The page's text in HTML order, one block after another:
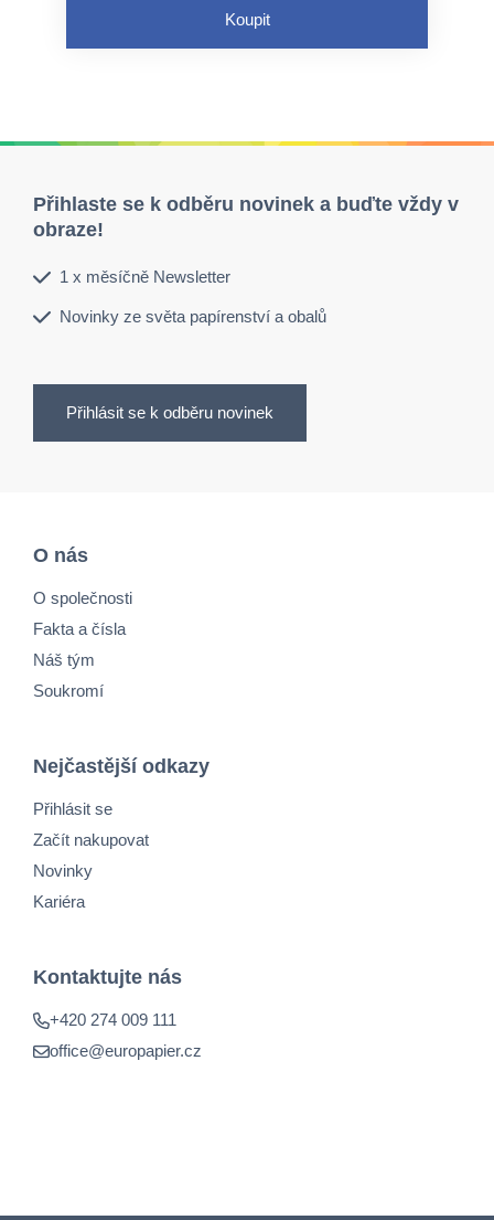
neaktivuje se průtokem tekutin
Koupit
Přihlaste se k odběru novinek a buďte vždy v
obraze!
1 x měsíčně Newsletter
Novinky ze světa papírenství a obalů
Přihlásit se k odběru novinek
O nás
O společnosti
Fakta a čísla
Náš tým
Soukromí
Nejčastější odkazy
Přihlásit se
Začít nakupovat
Novinky
Kariéra
Kontaktujte nás
+420 274 009 111
office@europapier.cz